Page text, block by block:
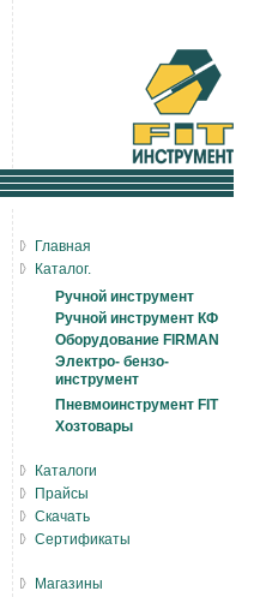
Главная
Каталог.
Ручной инструмент
Ручной инструмент КФ
Оборудование FIRMAN
Электро- бензо-
инструмент
Пневмоинструмент FIT
Хозтовары
Каталоги
Прайсы
Скачать
Сертификаты
Магазины